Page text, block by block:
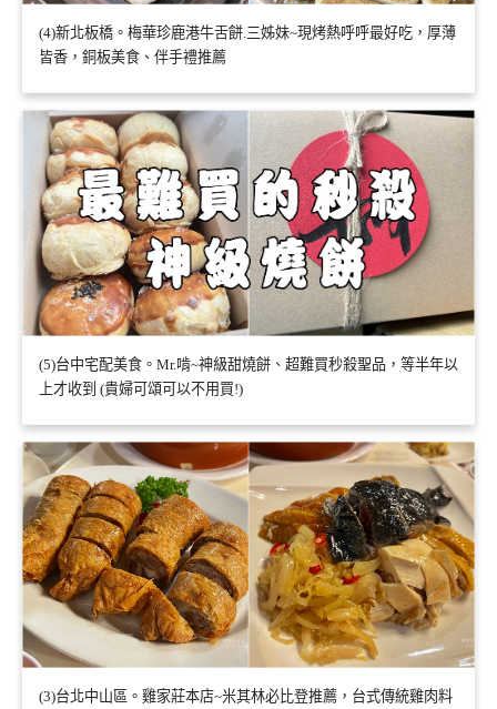
(4)新北板橋。梅華珍鹿港牛舌餅.三姊妹~現烤熱呼呼最好吃，厚薄
皆香，銅板美食、伴手禮推薦
(5)台中宅配美食。Mr.啃~神級甜燒餅、超難買秒殺聖品，等半年以
上才收到 (貴婦可頌可以不用買!)
(3)台北中山區。雞家莊本店~米其林必比登推薦，台式傳統雞肉料